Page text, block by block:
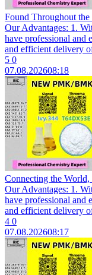
Found Throughout
Our Advantages: 1.
have professional and
and efficient delivery
5 0
07.08.202608:18
Connecting the
Our Advantages: 1.
have professional and
and efficient delivery
4 0
07.08.202608:17